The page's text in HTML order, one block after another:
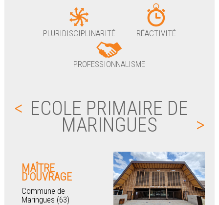
PLURIDISCIPLINARITÉ RÉACTIVITÉ
PROFESSIONNALISME
< ECOLE PRIMAIRE DE
MARINGUES >
MAÎTRE
D’OUVRAGE
Commune de
Maringues (63)